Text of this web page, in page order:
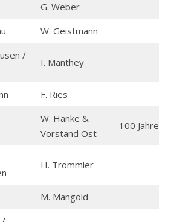
G. Weber
W. Geistmann
/
I. Manthey
F. Ries
W. Hanke &
Vorstand Ost
100 Jahre
H. Trommler
M. Mangold